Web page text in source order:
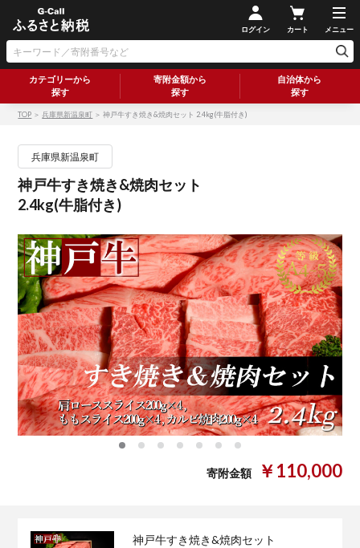
ログイン カート メニュー
カテゴリーから
探す
寄附金額から
探す
自治体から
探す
TOP ＞兵庫県新温泉町 ＞ 神戸牛すき焼き&焼肉セット 2.4kg(牛脂付き)
兵庫県新温泉町
神戸牛すき焼き&焼肉セット
2.4kg(牛脂付き)
寄附金額 ￥110,000
神戸牛すき焼き&焼肉セット